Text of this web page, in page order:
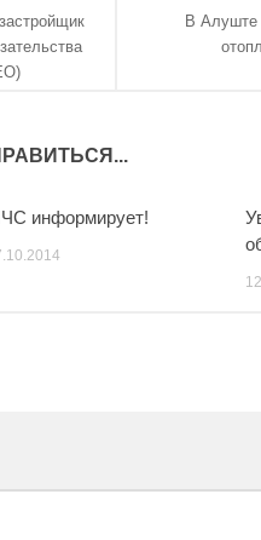
В Алуште
информирует!